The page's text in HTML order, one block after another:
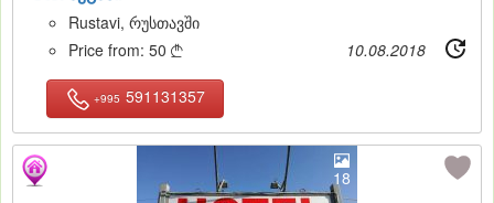
Rustavi, რუსთავში
Price from: 50  10.08.2018
+995 591131357
18